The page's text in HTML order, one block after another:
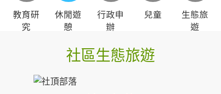
教育研
究
休閒遊
憩
行政申
辦
兒童
生態旅
遊
社區生態旅遊